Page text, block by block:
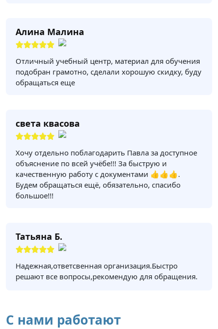
Алина Малина
Отличный учебный центр, материал для обучения
подобран грамотно, сделали хорошую скидку, буду
обращаться еще
света квасова
Хочу отдельно поблагодарить Павла за доступное
объяснение по всей учёбе!!! За быструю и
качественную работу с документами 👍👍👍.
Будем обращаться ещё, обязательно, спасибо
большое!!!
Татьяна Б.
Надежная,ответсвенная организация.Быстро
решают все вопросы,рекомендую для обращения.
С нами работают